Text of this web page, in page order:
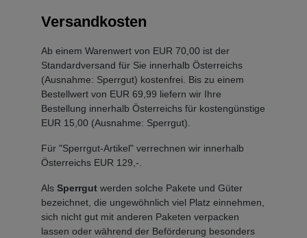
Versandkosten
Ab einem Warenwert von EUR 70,00 ist der
Standardversand für Sie innerhalb Österreichs
(Ausnahme: Sperrgut) kostenfrei. Bis zu einem
Bestellwert von EUR 69,99 liefern wir Ihre
Bestellung innerhalb Österreichs für kostengünstige
EUR 15,00 (Ausnahme: Sperrgut).
Für "Sperrgut-Artikel" verrechnen wir innerhalb
Österreichs EUR 129,-.
Als Sperrgut werden solche Pakete und Güter
bezeichnet, die ungewöhnlich viel Platz einnehmen,
sich nicht gut mit anderen Paketen verpacken
lassen oder während der Beförderung besonders